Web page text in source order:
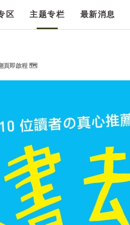
区 主题专栏 最新消息
頁即啟程 🗺️